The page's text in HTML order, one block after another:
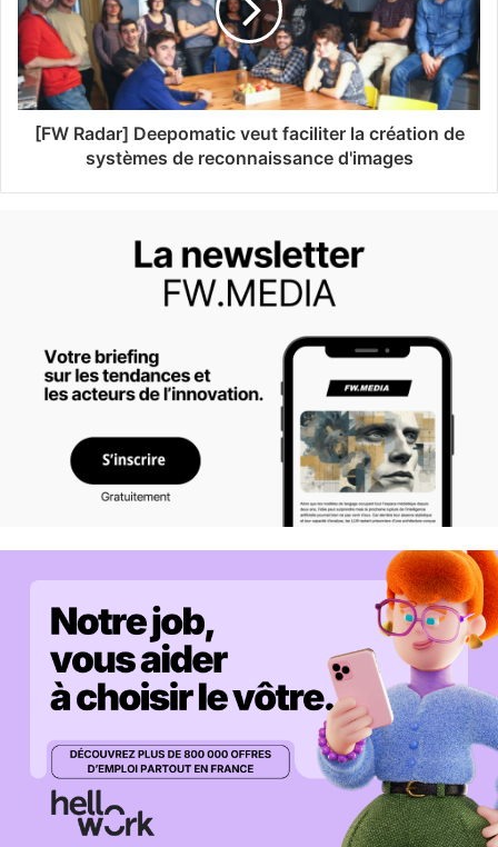
[FW Radar] Deepomatic veut faciliter la création de
systèmes de reconnaissance d'images